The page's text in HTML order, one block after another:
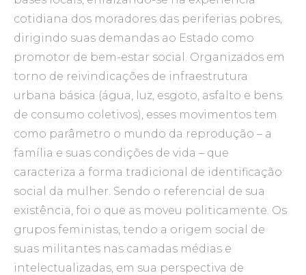
cotidiana dos moradores das periferias pobres,
dirigindo suas demandas ao Estado como
promotor de bem-estar social. Organizados em
torno de reivindicações de infraestrutura
urbana básica (água, luz, esgoto, asfalto e bens
de consumo coletivos), esses movimentos tem
como parâmetro o mundo da reprodução – a
família e suas condições de vida – que
caracteriza a forma tradicional de identificação
social da mulher. Sendo o referencial de sua
existência, foi o que as moveu politicamente. Os
grupos feministas, tendo a origem social de
suas militantes nas camadas médias e
intelectualizadas, em sua perspectiva de